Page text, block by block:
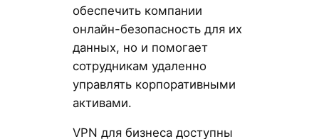
обеспечить компании
онлайн-безопасность для их
данных, но и помогает
сотрудникам удаленно
управлять корпоративными
активами.
VPN для бизнеса доступны